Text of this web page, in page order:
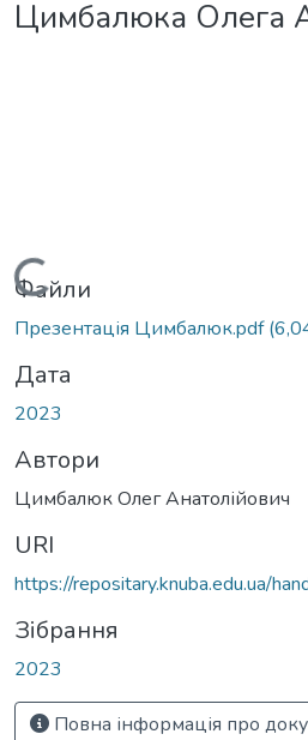
Цимбалюка Олега
Вантажиться...
Файли
Презентація Цимбалюк.pdf
Дата
2023
Автори
Цимбалюк Олег Анатолійович
URI
https://repositary.knuba.edu.ua/
Зібрання
2023
Повна інформація про